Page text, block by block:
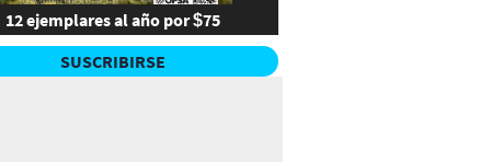
12 ejemplares al año por $75
SUSCRIBIRSE